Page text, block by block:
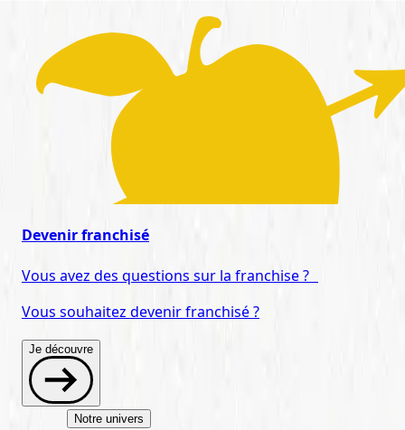
Devenir franchisé
Vous avez des questions sur la franchise ?
Vous souhaitez devenir franchisé ?
Je découvre
Notre univers